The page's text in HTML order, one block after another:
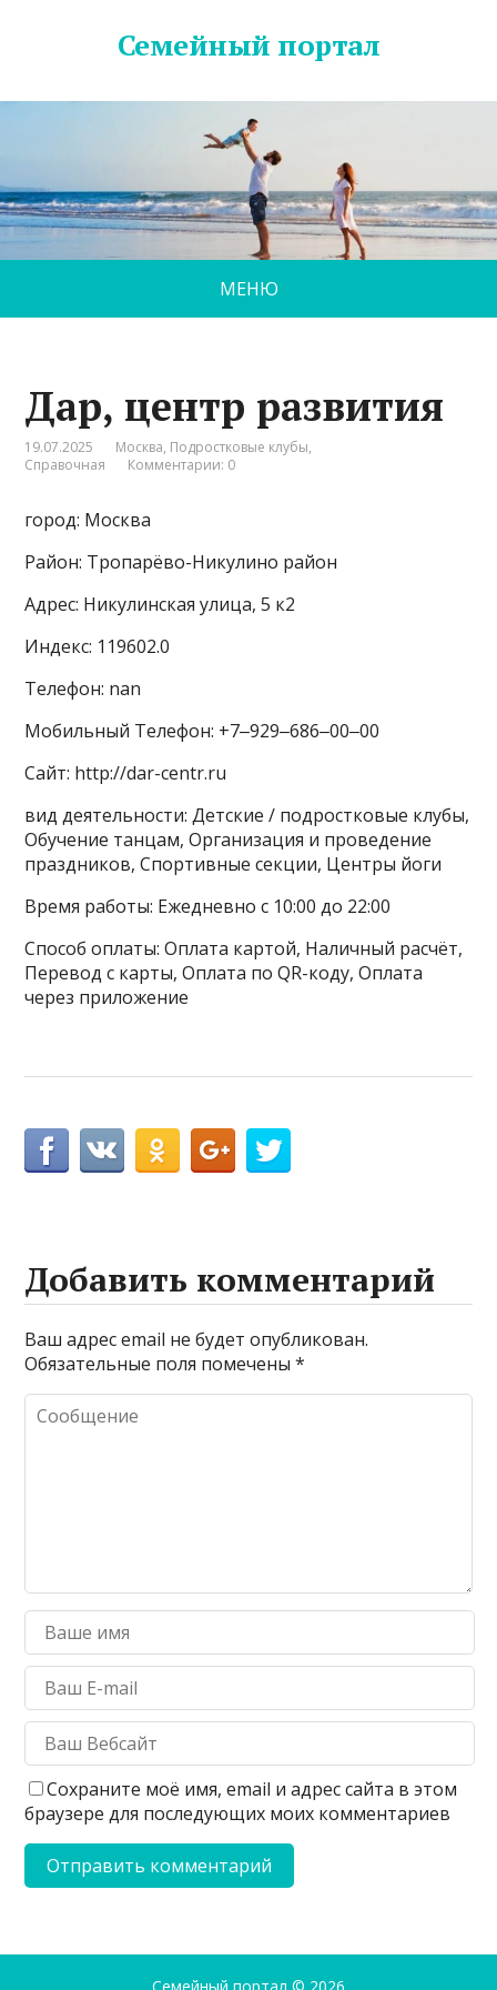
Семейный портал
МЕНЮ
Дар, центр развития
19.07.2025 Москва, Подростковые клубы,
Справочная
Комментарии: 0
город: Москва
Район: Тропарёво-Никулино район
Адрес: Никулинская улица, 5 к2
Индекс: 119602.0
Телефон: nan
Мобильный Телефон: +7‒929‒686‒00‒00
Сайт: http://dar-centr.ru
вид деятельности: Детские / подростковые клубы,
Обучение танцам, Организация и проведение
праздников, Спортивные секции, Центры йоги
Время работы: Ежедневно с 10:00 до 22:00
Способ оплаты: Оплата картой, Наличный расчёт,
Перевод с карты, Оплата по QR-коду, Оплата
через приложение
Добавить комментарий
Ваш адрес email не будет опубликован.
Обязательные поля помечены*
Сохраните моё имя, email и адрес сайта в этом
браузере для последующих моих комментариев